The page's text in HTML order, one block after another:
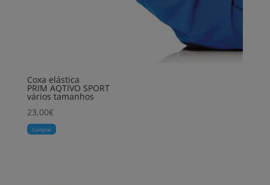
Coxa elástica
PRIM AQTIVO SPORT
vários tamanhos
23,00€
Comprar